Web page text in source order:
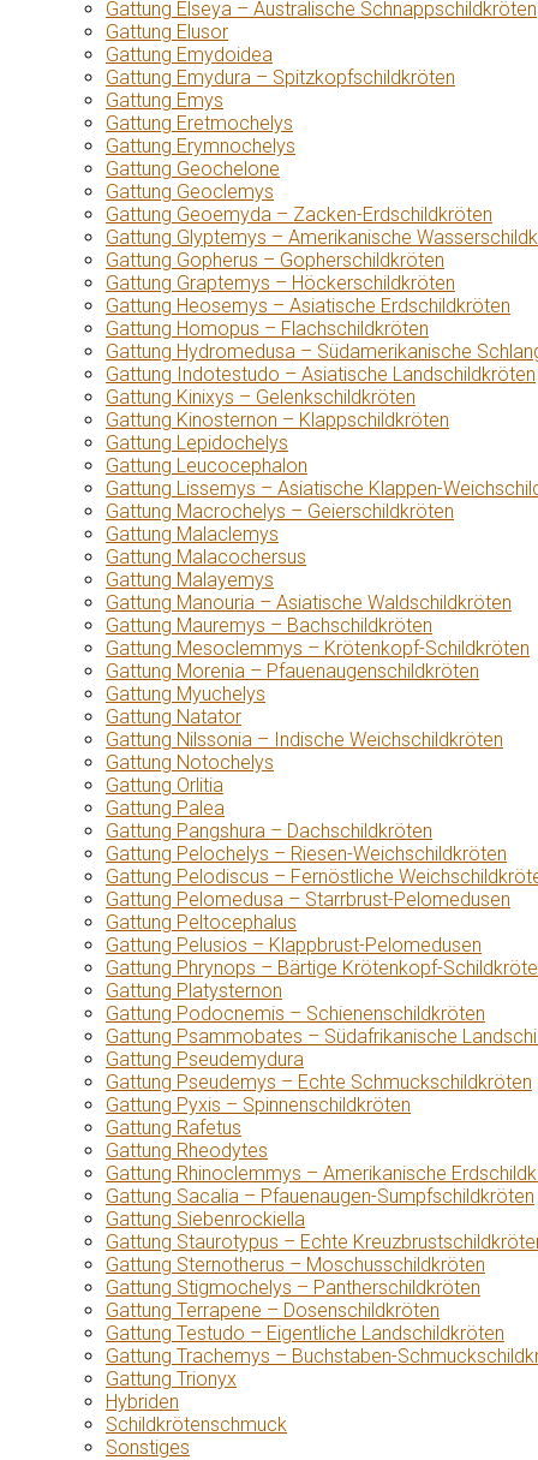
Gattung Elseya – Australische Schnappschildkröten
Gattung Elusor
Gattung Emydoidea
Gattung Emydura – Spitzkopfschildkröten
Gattung Emys
Gattung Eretmochelys
Gattung Erymnochelys
Gattung Geochelone
Gattung Geoclemys
Gattung Geoemyda – Zacken-Erdschildkröten
Gattung Glyptemys – Amerikanische
Gattung Gopherus – Gopherschildkröten
Gattung Graptemys – Höckerschildkröten
Gattung Heosemys – Asiatische Erdschildkröten
Gattung Homopus – Flachschildkröten
Gattung Hydromedusa – Südamerikanische
Gattung Indotestudo – Asiatische Landschildkröten
Gattung Kinixys – Gelenkschildkröten
Gattung Kinosternon – Klappschildkröten
Gattung Lepidochelys
Gattung Leucocephalon
Gattung Lissemys – Asiatische Klappen-
Gattung Macrochelys – Geierschildkröten
Gattung Malaclemys
Gattung Malacochersus
Gattung Malayemys
Gattung Manouria – Asiatische Waldschildkröten
Gattung Mauremys – Bachschildkröten
Gattung Mesoclemmys – Krötenkopf-Schildkröten
Gattung Morenia – Pfauenaugenschildkröten
Gattung Myuchelys
Gattung Natator
Gattung Nilssonia – Indische Weichschildkröten
Gattung Notochelys
Gattung Orlitia
Gattung Palea
Gattung Pangshura – Dachschildkröten
Gattung Pelochelys – Riesen-Weichschildkröten
Gattung Pelodiscus – Fernöstliche
Gattung Pelomedusa – Starrbrust-Pelomedusen
Gattung Peltocephalus
Gattung Pelusios – Klappbrust-Pelomedusen
Gattung Phrynops – Bärtige Krötenkopf-
Gattung Platysternon
Gattung Podocnemis – Schienenschildkröten
Gattung Psammobates – Südafrikanische
Gattung Pseudemydura
Gattung Pseudemys – Echte Schmuckschildkröten
Gattung Pyxis – Spinnenschildkröten
Gattung Rafetus
Gattung Rheodytes
Gattung Rhinoclemmys – Amerikanische
Gattung Sacalia – Pfauenaugen-Sumpfschildkröten
Gattung Siebenrockiella
Gattung Staurotypus – Echte
Gattung Sternotherus – Moschusschildkröten
Gattung Stigmochelys – Pantherschildkröten
Gattung Terrapene – Dosenschildkröten
Gattung Testudo – Eigentliche Landschildkröten
Gattung Trachemys – Buchstaben-
Gattung Trionyx
Hybriden
Schildkrötenschmuck
Sonstiges